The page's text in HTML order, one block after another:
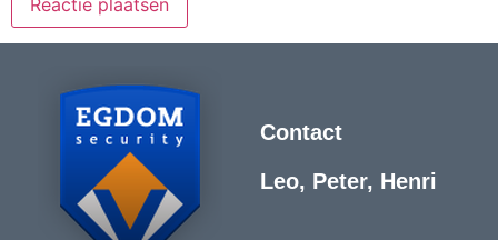
Contact
Leo, Peter, Henri